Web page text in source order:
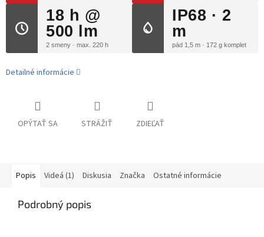
18 h @
500 lm
2 smeny · max. 220 h
IP68 · 2
m
pád 1,5 m · 172 g komplet
Detailné informácie
OPÝTAŤ SA STRÁŽIŤ ZDIEĽAŤ
Popis Videá (1) Diskusia Značka Ostatné informácie
Podrobný popis